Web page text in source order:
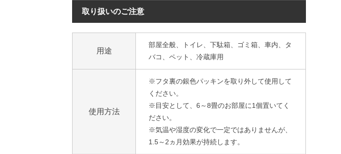
取り扱いのご注意
用途
部屋全般、トイレ、下駄箱、ゴミ箱、車内、タ
バコ、ペット、冷蔵庫用
使用方法
※フタ裏の銀色パッキンを取り外して使用して
ください。
※目安として、6～8畳のお部屋に1個置いてく
ださい。
※気温や湿度の変化で一定ではありませんが、
1.5～2ヵ月効果が持続します。